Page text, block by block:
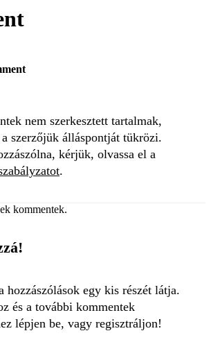
nem szerkesztett tartalmak,
szerzőjük álláspontját tükrözi.
kérjük, olvassa el a
.
kommentek.
hozzászólások egy kis részét látja.
és a további kommentek
lépjen be, vagy regisztráljon!